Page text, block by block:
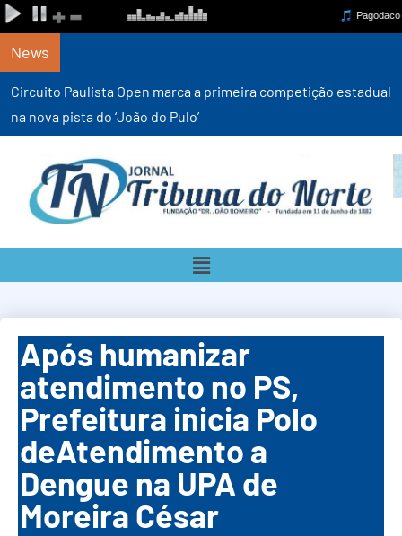
News
Circuito Paulista Open marca a primeira competição estadual
na nova pista do ‘João do Pulo’
Após humanizar
atendimento no PS,
Prefeitura inicia Polo
deAtendimento a
Dengue na UPA de
Moreira César